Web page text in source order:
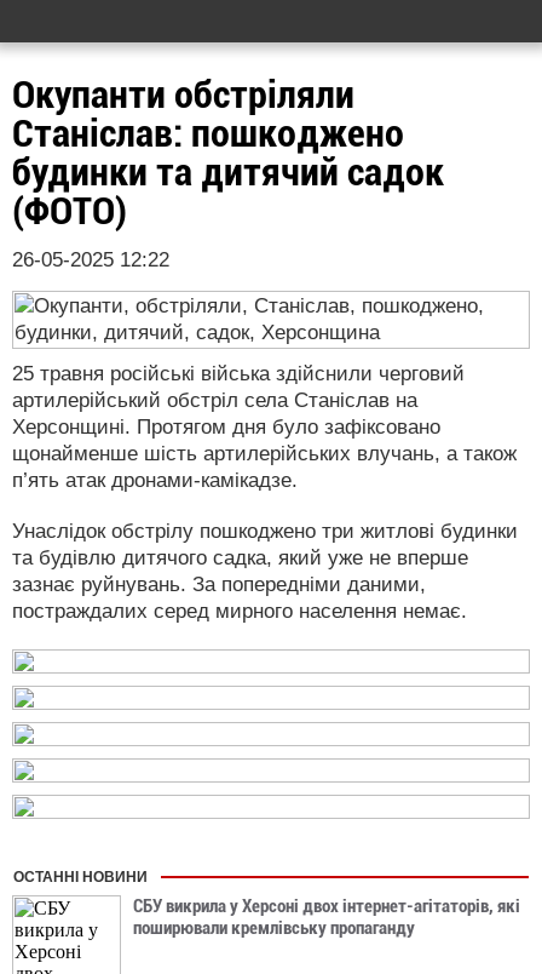
Окупанти обстріляли
Станіслав: пошкоджено
будинки та дитячий садок
(ФОТО)
26-05-2025 12:22
25 травня російські війська здійснили черговий
артилерійський обстріл села Станіслав на
Херсонщині. Протягом дня було зафіксовано
щонайменше шість артилерійських влучань, а також
п’ять атак дронами-камікадзе.
Унаслідок обстрілу пошкоджено три житлові будинки
та будівлю дитячого садка, який уже не вперше
зазнає руйнувань. За попередніми даними,
постраждалих серед мирного населення немає.
ОСТАННІ НОВИНИ
СБУ викрила у Херсоні двох інтернет-агітаторів, які
поширювали кремлівську пропаганду